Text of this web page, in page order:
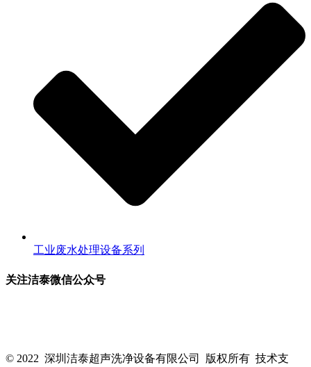
工业废水处理设备系列
关注洁泰微信公众号
© 2022 深圳洁泰超声洗净设备有限公司 版权所有 技术支